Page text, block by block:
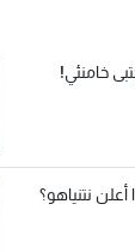
خامنئي!
نتنياهو؟